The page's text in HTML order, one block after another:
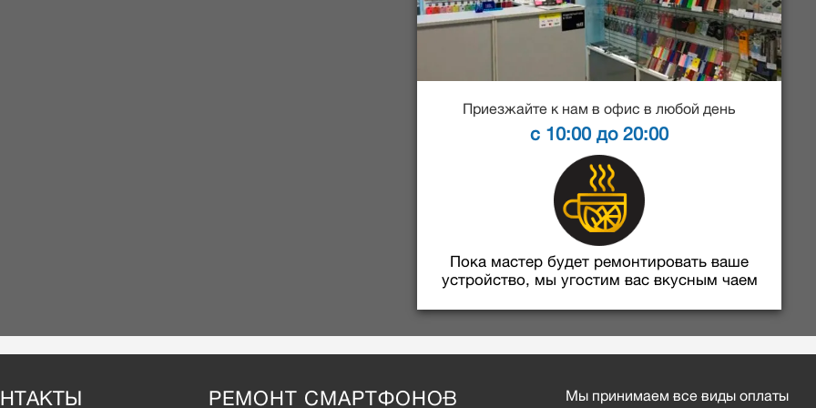
Приезжайте к нам в офис в любой день
с 10:00 до 20:00
Пока мастер будет ремонтировать ваше
устройство, мы угостим вас вкусным чаем
РЕМОНТ СМАРТФОНОВ Мы принимаем все виды оплаты